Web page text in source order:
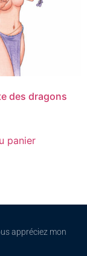
des dragons
panier
appréciez mon